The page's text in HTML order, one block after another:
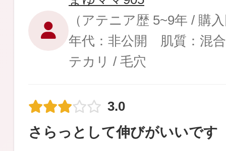
（アテニア歴 5~9年 / 購
年代：非公開 肌質：混
テカリ / 毛穴
3.0
さらっとして伸びがいいです